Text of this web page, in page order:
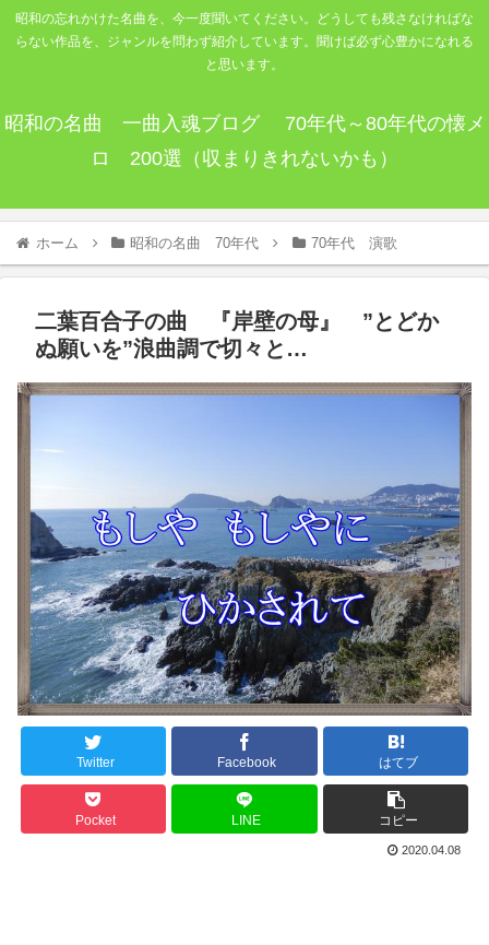
昭和の忘れかけた名曲を、今一度聞いてください。どうしても残さなければな
らない作品を、ジャンルを問わず紹介しています。聞けば必ず心豊かになれる
と思います。
昭和の名曲 一曲入魂ブログ 70年代～80年代の懐メ
ロ 200選（収まりきれないかも）
ホーム 昭和の名曲 70年代 70年代 演歌
二葉百合子の曲 『岸壁の母』 ”とどか
ぬ願いを”浪曲調で切々と…
Twitter Facebook はてブ
Pocket LINE コピー
2020.04.08